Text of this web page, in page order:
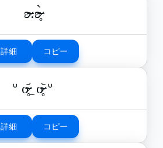
ʚ̴̶̷.ʚ̴̶̷̥̀
詳細 コピー
ᐡ o̴̶̷̥᷄ ̫ o̴̶̷̥᷅ ᐡ
詳細 コピー